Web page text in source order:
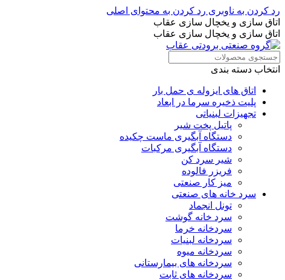
رد کردن به ناوبری رد کردن به محتوای اصلی
اتاق سازی و یخچال سازی عقاب
اتاق سازی و یخچال سازی عقاب
انتخاب دسته بندی
اتاق های ایزوله ی حمل بار
پلیت ذخیره سرما در ابعاد
تجهیزات لبنیاتی
پاتیل پخت شیر
دستگاه آبگیری ماست چکیده
دستگاه آبگیری مرکبات
شیر سرد کن
فریزر فالوده
میز کار صنعتی
سرد خانه های صنعتی
تونل انجماد
سرد خانه گوشت
سردخانه خرما
سردخانه لبنیات
سردخانه میوه
سردخانه های بیمارستانی
سردخانه های ثابت